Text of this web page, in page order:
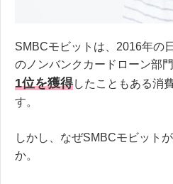
SMBCモビットは、2016年の
のノンバンクカードローン部
1位を獲得したこともある消
す。
しかし、なぜSMBCモビット
か。